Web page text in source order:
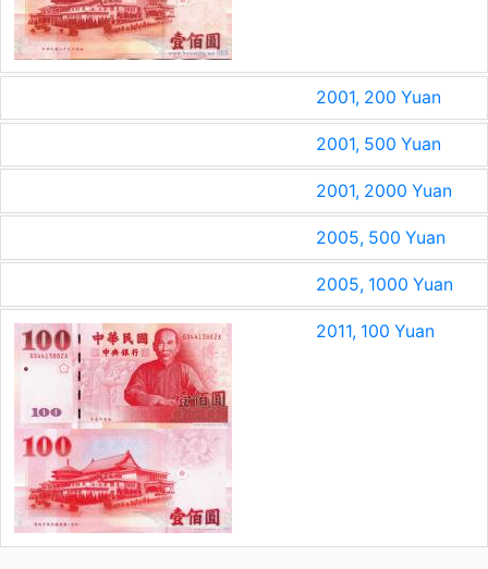
2001, 200 Yuan
2001, 500 Yuan
2001, 2000 Yuan
2005, 500 Yuan
2005, 1000 Yuan
2011, 100 Yuan